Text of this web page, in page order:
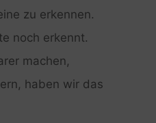
zu erkennen.
noch erkennt.
machen,
haben wir das